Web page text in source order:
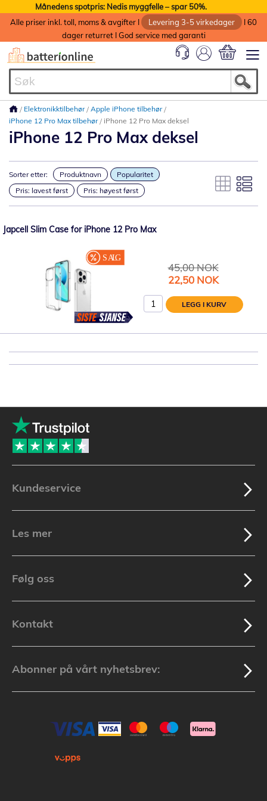
Månedens spotpris: Nedis myggfelle – spar 50%.
Alle priser inkl. toll, moms & avgifter I
Levering 3-5 virkedager
I 60
dager returret I God service med garanti
Elektronikktilbehør Apple iPhone tilbehør
iPhone 12 Pro Max tilbehør
iPhone 12 Pro Max deksel
iPhone 12 Pro Max deksel
Sorter etter: Produktnavn
Popularitet
Pris: lavest først
Pris: høyest først
Japcell Slim Case for iPhone 12 Pro Max
45,00 NOK
Spesialpris
22,50 NOK
LEGG I KURV
Kundeservice
Les mer
Følg oss
Kontakt
Abonner på vårt nyhetsbrev: